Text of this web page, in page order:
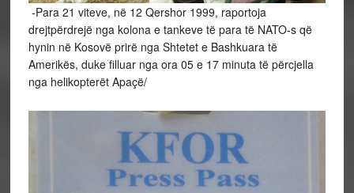
-Para 21 viteve, në 12 Qershor 1999, raportoja
drejtpërdrejë nga kolona e tankeve të para të NATO-s që
hynin në Kosovë prirë nga Shtetet e Bashkuara të
Amerikës, duke filluar nga ora 05 e 17 minuta të përcjella
nga helikopterët Apaçë/